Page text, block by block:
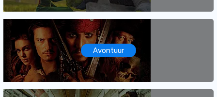
Avontuur